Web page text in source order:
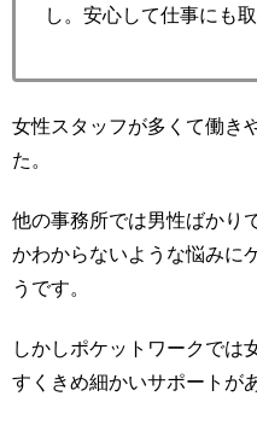
し。安心して仕事にも
女性スタッフが多くて働き
た。
他の事務所では男性ばかり
かわからないような悩みに
うです。
しかしポケットワークでは
すくきめ細かいサポートが